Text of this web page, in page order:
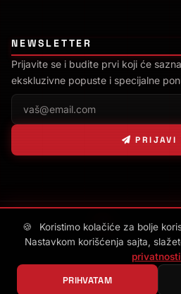
NEWSLETTER
Prijavite se i budite prvi koji će
ekskluzivne popuste i specijalne
PRIJAVI
Sajt napravioD.
Shadow Style Shop
Politika privatnostiUslovi korišćenja
🍪
Koristimo kolačiće za bolje
Nastavkom korišćenja sajta,
privatnosti
PRIHVATAM